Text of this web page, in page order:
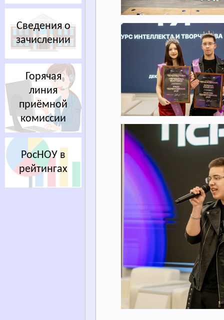
Сведения о
зачислении
Горячая
линия
приёмной
комиссии
РосНОУ в
рейтингах